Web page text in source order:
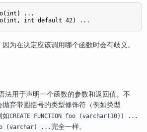
foo(int) ...
为在决定应该调用哪个函数时会有歧义。
法用于声明一个函数的参数和返回值。不
抛弃带圆括号的类型修饰符（例如类型
如CREATE FUNCTION foo (varchar(10)) ...
foo (varchar) ... 完全一样。